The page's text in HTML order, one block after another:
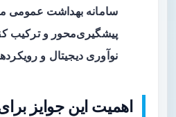
سامانه بهداشت عمومی
پیشگیری‌محور و ترکیب
نوآوری دیجیتال و
اهمیت این جوایز